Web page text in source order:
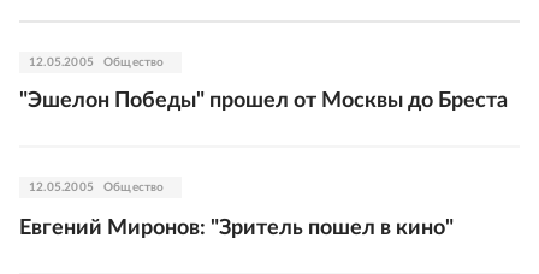
12.05.2005 Общество
"Эшелон Победы" прошел от Москвы до Бреста
12.05.2005 Общество
Евгений Миронов: "Зритель пошел в кино"